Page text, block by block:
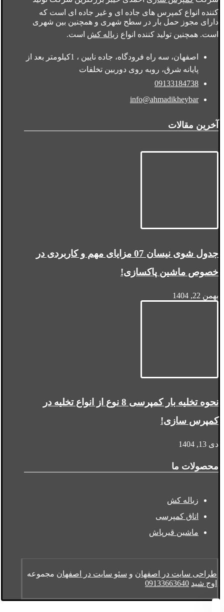
کننده انواع کمپرس های جاده ای و غیر جاده ای است که
دارای مجوز حمل بار در سطح شهری و همچنین بین شهری
است. همچنین تولید کننده انواع زباله کش است.
اصفهان، سه راه فرودگاه، جاده نایین ، 1کیلومتر بعد از
پایانه شرق، روبه روی دوربین تخلفات
09133184738
info@ahmadikheybar
آخرین مقالات
جدول شوی نیسان 07 مزایای مهم و کاربردی در
خصوص ماشین پاکسازی!
بهمن 22, 1404
نحوه تخلیه بار کمپرسی 8 نوع از انواع تخلیه در
کمپرس سازی!
دی 13, 1404
محصولات ما
زباله کش
اتاق کمپرسی
ماشین قیرپاش
طراحی سایت در اصفهان و سئو سایت در اصفهان مجموعه
اوج شید 09133663640